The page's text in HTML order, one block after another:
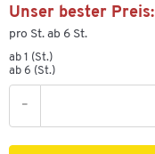
Unser bester Preis:
pro St. ab 6 St.
ab 1 (St.)
ab 6 (St.)
-